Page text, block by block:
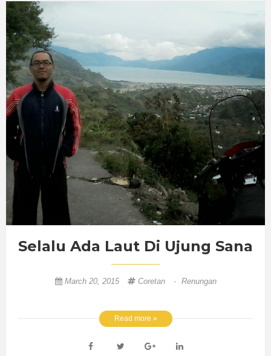
Selalu Ada Laut Di Ujung Sana
March 20, 2015 Coretan - Renungan
Read more »